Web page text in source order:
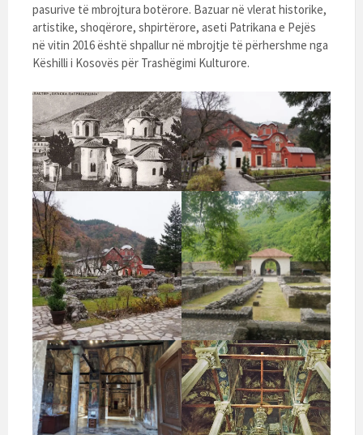
pasurive të mbrojtura botërore. Bazuar në vlerat historike,
artistike, shoqërore, shpirtërore, aseti Patrikana e Pejës
në vitin 2016 është shpallur në mbrojtje të përhershme nga
Këshilli i Kosovës për Trashëgimi Kulturore.